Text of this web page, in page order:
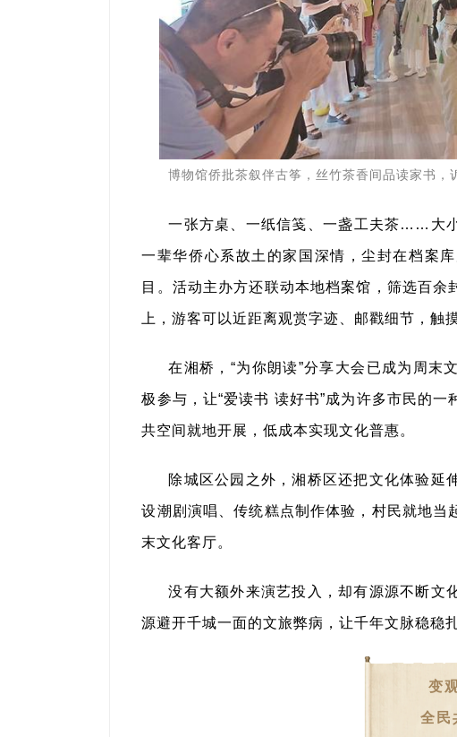
博物馆侨批茶叙伴古筝，丝竹茶香间品读家书，
一张方桌、一纸信笺、一盏工夫茶……大
一辈华侨心系故土的家国深情，尘封在档案
目。活动主办方还联动本地档案馆，筛选百
上，游客可以近距离观赏字迹、邮戳细节，触
在湘桥，“为你朗读”分享大会已成为周末
极参与，让“爱读书 读好书”成为许多市民的
共空间就地开展，低成本实现文化普惠。
除城区公园之外，湘桥区还把文化体验延
设潮剧演唱、传统糕点制作体验，村民就地当
末文化客厅。
没有大额外来演艺投入，却有源源不断文
源避开千城一面的文旅弊病，让千年文脉稳稳
变
全民